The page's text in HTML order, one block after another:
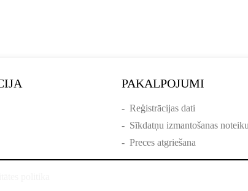
PAKALPOJUMI
- Reģistrācijas dati
- Sīkdatņu izmantošanas
- Preces atgriešana